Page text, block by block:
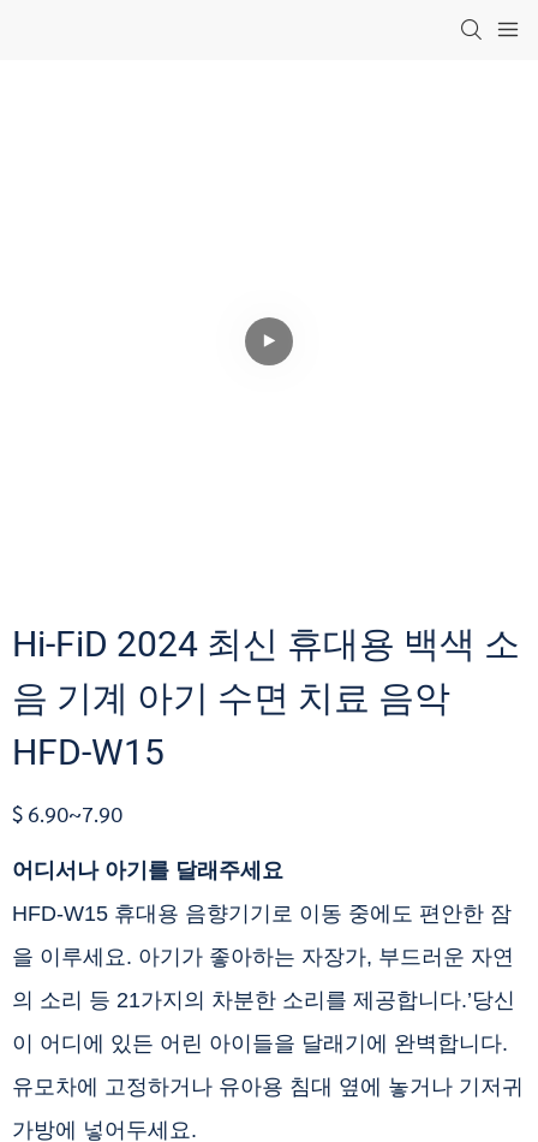
Hi-FiD 2024 최신 휴대용 백색 소
음 기계 아기 수면 치료 음악
HFD-W15
$ 6.90~7.90
어디서나 아기를 달래주세요
HFD-W15 휴대용 음향기기로 이동 중에도 편안한 잠
을 이루세요. 아기가 좋아하는 자장가, 부드러운 자연
의 소리 등 21가지의 차분한 소리를 제공합니다.’당신
이 어디에 있든 어린 아이들을 달래기에 완벽합니다.
유모차에 고정하거나 유아용 침대 옆에 놓거나 기저귀
가방에 넣어두세요.